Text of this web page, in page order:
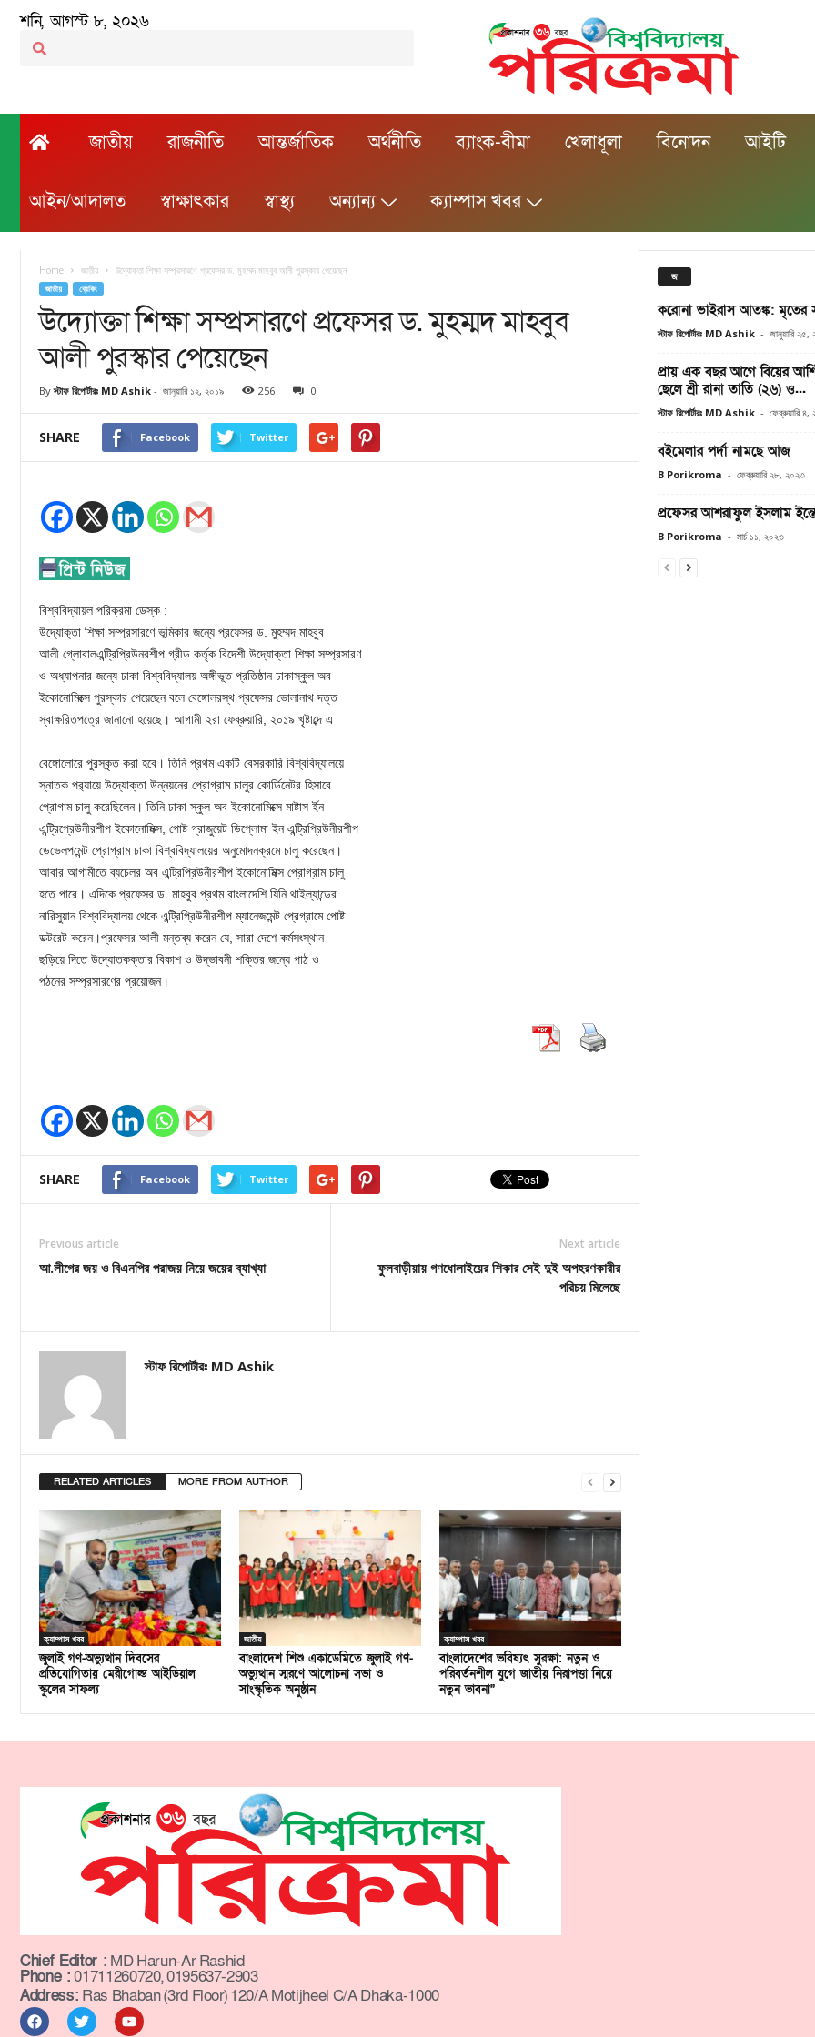
শনি, আগস্ট ৮, ২০২৬
জাতীয় রাজনীতি আন্তর্জাতিক অর্থনীতি ব্যাংক-বীমা খেলাধূলা বিনোদন আইটি
আইন/আদালত স্বাক্ষাৎকার স্বাস্থ্য অন্যান্য ক্যাম্পাস খবর
Home জাতীয় উদ্যোক্তা শিক্ষা সম্প্রসারণে প্রফেসর ড. মুহম্মদ মাহবুব আলী পুরস্কার পেয়েছেন
জাতীয় ব্রেকিং
উদ্যোক্তা শিক্ষা সম্প্রসারণে প্রফেসর ড. মুহম্মদ মাহবুব
আলী পুরস্কার পেয়েছেন
By স্টাফ রিপোর্টারঃ MD Ashik - জানুয়ারি ১২, ২০১৯ 256 0
SHARE Facebook Twitter
বিশ্ববিদ্যায়ল পরিক্রমা ডেস্ক :
উদ্যোক্তা শিক্ষা সম্প্রসারণে ভূমিকার জন্যে প্রফেসর ড. মুহম্মদ মাহবুব
আলী গ্লোবালএন্ট্রিপ্রিউনরশীপ গ্রীড কর্তৃক বিদেশী উদ্যোক্তা শিক্ষা সম্প্রসারণ
ও অধ্যাপনার জন্যে ঢাকা বিশ্ববিদ্যালয় অঙ্গীভূত প্রতিষ্ঠান ঢাকাস্কুল অব
ইকোনোমিক্সে পুরস্কার পেয়েছেন বলে বেঙ্গোলরস্থ প্রফেসর ভোলানাথ দত্ত
স্বাক্ষরিতপত্রে জানানো হয়েছে। আগামী ২রা ফেব্রুয়ারি, ২০১৯ খৃষ্টাব্দে এ
বেঙ্গোলোরে পুরস্কৃত করা হবে। তিনি প্রথম একটি বেসরকারি বিশ্ববিদ্যালয়ে
স্নাতক পর‌্যায়ে উদ্যোক্তা উন্নয়নের প্রোগ্রাম চালুর কোর্ডিনেটর হিসাবে
প্রোগাম চালু করেছিলেন। তিনি ঢাকা স্কুল অব ইকোনোমিক্সে মাষ্টাস র্ইন
এন্ট্রিপ্রেউনীরশীপ ইকোনোমিক্স, পোষ্ট গ্রাজুয়েট ডিপ্লোমা ইন এন্ট্রিপ্রিউনীরশীপ
ডেভেলপমেন্ট প্রোগ্রাম ঢাকা বিশ্ববিদ্যালয়ের অনুমোদনক্রমে চালু করেছেন।
আবার আগামীতে ব্যচেলর অব এন্ট্রিপ্রিউনীরশীপ ইকোনোমিক্স প্রোগ্রাম চালু
হতে পারে। এদিকে প্রফেসর ড. মাহবুব প্রথম বাংলাদেশি যিনি থাইল্যান্ডের
নারিসুয়ান বিশ্ববিদ্যালয় থেকে এন্ট্রিপ্রিউনীরশীপ ম্যানেজমেন্ট প্রেগ্রামে পোষ্ট
ডক্টরেট করেন।প্রফেসর আলী মন্তব্য করেন যে, সারা দেশে কর্মসংস্থান
ছড়িয়ে দিতে উদ্যোতকক্তার বিকাশ ও উদ্ভাবনী শক্তির জন্যে পাঠ ও
পঠনের সম্প্রসারণের প্রয়োজন।
SHARE Facebook Twitter
Previous article
আ.লীগের জয় ও বিএনপির পরাজয় নিয়ে জয়ের ব্যাখ্যা
Next article
ফুলবাড়ীয়ায় গণধোলাইয়ের শিকার সেই দুই অপহরণকারীর
পরিচয় মিলেছে
স্টাফ রিপোর্টারঃ MD Ashik
RELATED ARTICLES MORE FROM AUTHOR
ক্যাম্পাস খবর
জুলাই গণ-অভ্যুত্থান দিবসের
প্রতিযোগিতায় মেরীগোল্ড আইডিয়াল
স্কুলের সাফল্য
জাতীয়
বাংলাদেশ শিশু একাডেমিতে জুলাই গণ-
অভ্যুত্থান স্মরণে আলোচনা সভা ও
সাংস্কৃতিক অনুষ্ঠান
ক্যাম্পাস খবর
বাংলাদেশের ভবিষ্যৎ সুরক্ষা: নতুন ও
পরিবর্তনশীল যুগে জাতীয় নিরাপত্তা নিয়ে
নতুন ভাবনা”
জ
করোনা ভাইরাস আতঙ্ক: মৃতের
স্টাফ রিপোর্টারঃ MD Ashik - জানুয়ারি ২৫,
প্রায় এক বছর আগে বিয়ের
ছেলে শ্রী রানা তাতি (২৬) ও...
স্টাফ রিপোর্টারঃ MD Ashik - ফেব্রুয়ারি ৪,
বইমেলার পর্দা নামছে আজ
B Porikroma - ফেব্রুয়ারি ২৮, ২০২৩
প্রফেসর আশরাফুল ইসলাম
B Porikroma - মার্চ ১১, ২০২৩
Chief Editor : MD Harun-Ar Rashid
Phone :01711260720, 0195637-2903
Address: Ras Bhaban (3rd Floor) 120/A Motijheel C/A Dhaka-1000